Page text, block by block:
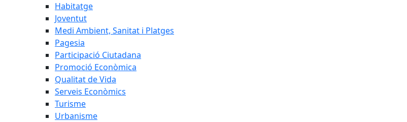
Habitatge
Joventut
Medi Ambient, Sanitat i Platges
Pagesia
Participació Ciutadana
Promoció Econòmica
Qualitat de Vida
Serveis Econòmics
Turisme
Urbanisme